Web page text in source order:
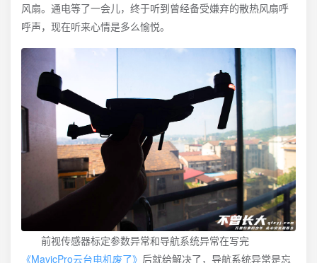
风扇。通电等了一会儿，终于听到曾经备受嫌弃的散热风扇呼
呼声，现在听来心情是多么愉悦。
前视传感器标定参数异常和导航系统异常在写完
《MavicPro云台电机废了》 后就给解决了，导航系统异常是忘